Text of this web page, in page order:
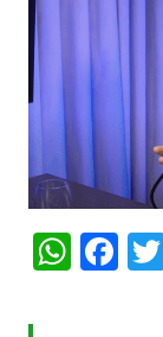
W F